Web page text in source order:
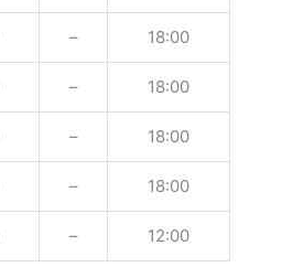
– 18:00
– 18:00
– 18:00
– 18:00
– 12:00